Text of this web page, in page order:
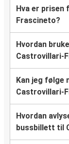
Hva er
Frascineto?
Hvordan
Castrovillari-
Kan jeg følge
Castrovillari-
Hvordan
bussbillett til